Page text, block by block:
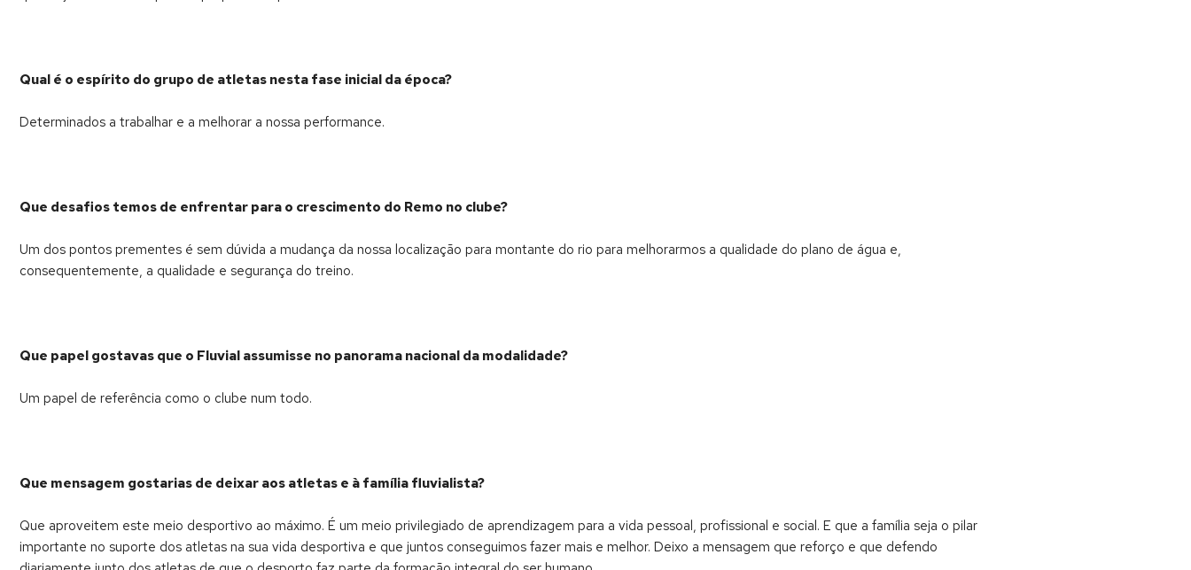
Qual é o espírito do grupo de atletas nesta fase inicial da época?
Determinados a trabalhar e a melhorar a nossa performance.
Que desafios temos de enfrentar para o crescimento do Remo no clube?
Um dos pontos prementes é sem dúvida a mudança da nossa localização para montante do rio para melhorarmos a qualidade do plano de água e,
consequentemente, a qualidade e segurança do treino.
Que papel gostavas que o Fluvial assumisse no panorama nacional da modalidade?
Um papel de referência como o clube num todo.
Que mensagem gostarias de deixar aos atletas e à família fluvialista?
Que aproveitem este meio desportivo ao máximo. É um meio privilegiado de aprendizagem para a vida pessoal, profissional e social. E que a família seja o pilar
importante no suporte dos atletas na sua vida desportiva e que juntos conseguimos fazer mais e melhor. Deixo a mensagem que reforço e que defendo